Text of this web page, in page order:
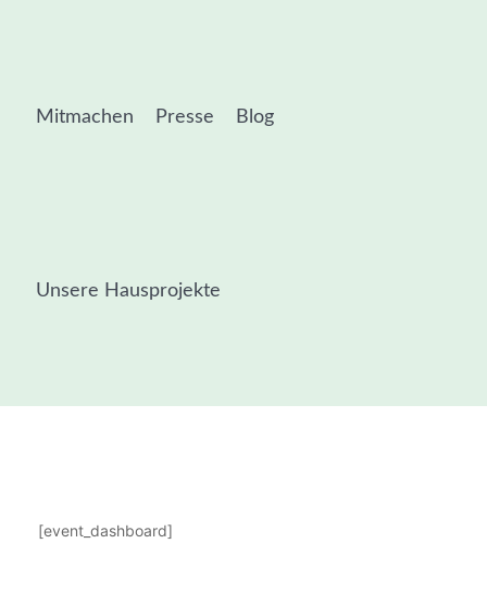
Mitmachen Presse Blog
Unsere Hausprojekte
[event_dashboard]